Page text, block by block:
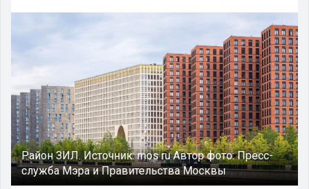
Район ЗИЛ.Источник:mos ruАвтор фото:Пресс-
служба Мэра и Правительства Москвы